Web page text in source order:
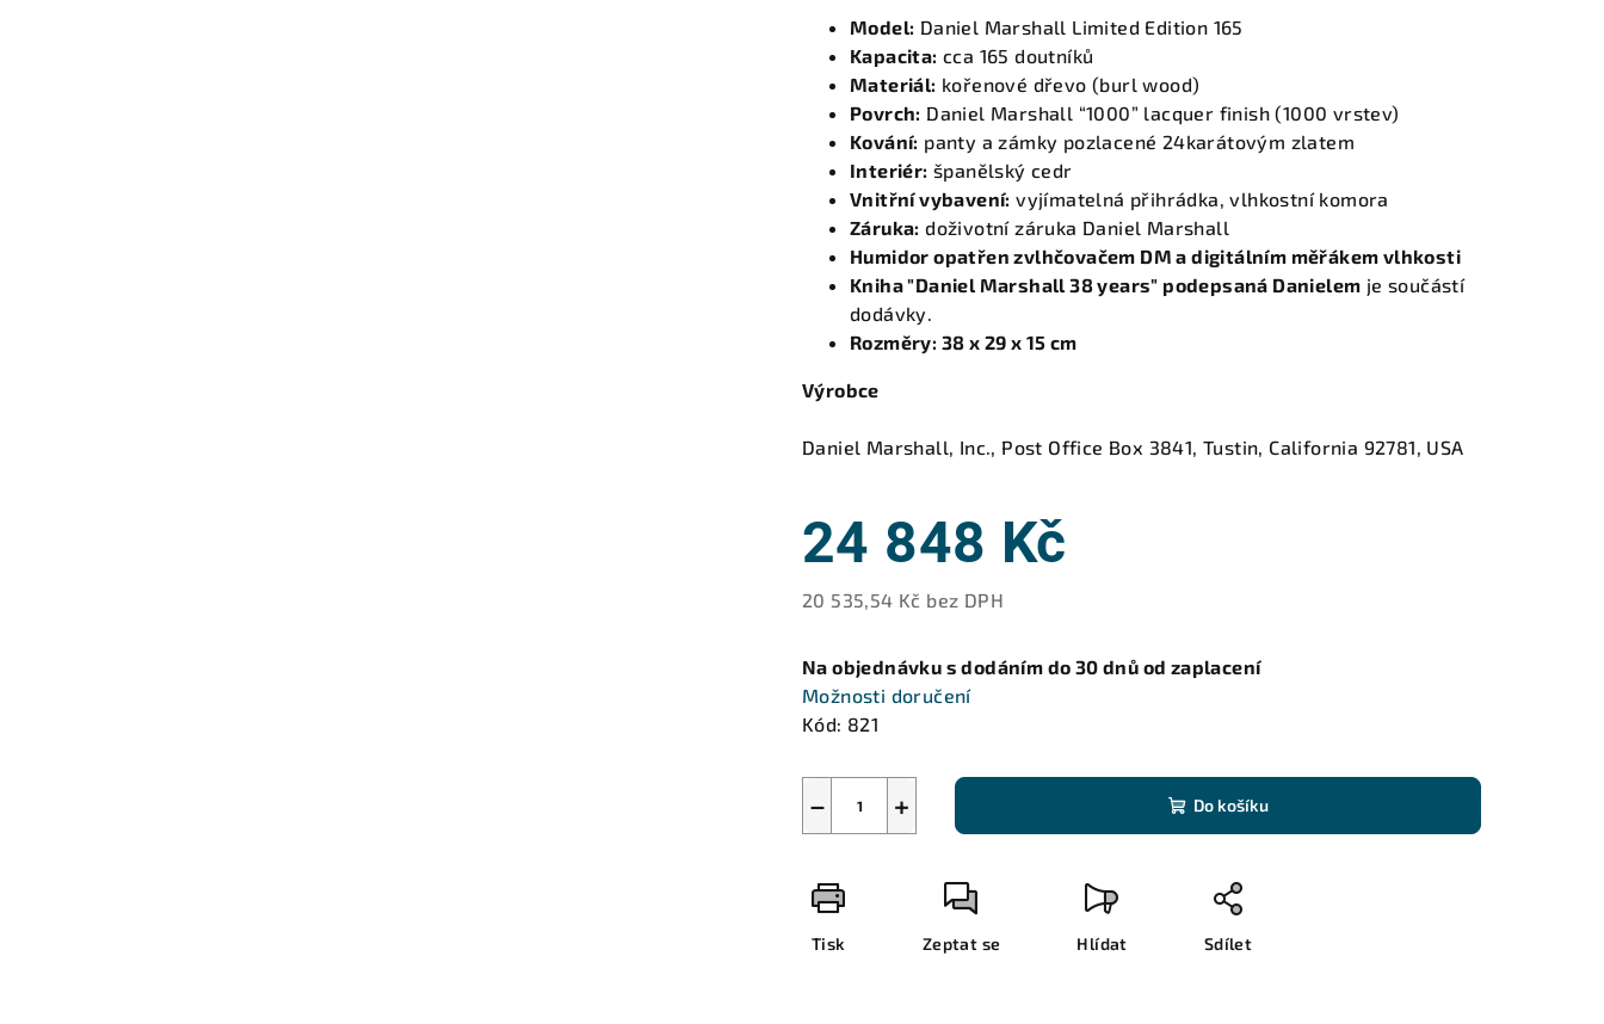
Model: Daniel Marshall Limited Edition 165
Kapacita: cca 165 doutníků
Materiál: kořenové dřevo (burl wood)
Povrch: Daniel Marshall “1000” lacquer finish (1000 vrstev)
Kování: panty a zámky pozlacené 24karátovým zlatem
Interiér: španělský cedr
Vnitřní vybavení: vyjímatelná přihrádka, vlhkostní komora
Záruka: doživotní záruka Daniel Marshall
Humidor opatřen zvlhčovačem DM a digitálním měřákem vlhkosti
Kniha "Daniel Marshall 38 years" podepsaná Danielem je součástí
dodávky.
Rozměry: 38 x 29 x 15 cm
Výrobce
Daniel Marshall, Inc., Post Office Box 3841, Tustin, California 92781, USA
24 848 Kč
20 535,54 Kč bez DPH
cena:
Na objednávku s dodáním do 30 dnů od zaplacení
Možnosti doručení
Kód: 821
+
− Do košíku
Tisk Zeptat se Hlídat Sdílet